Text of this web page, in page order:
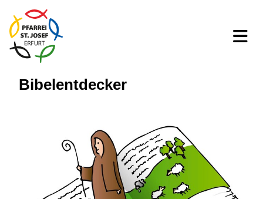
Bibelentdecker